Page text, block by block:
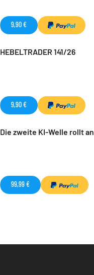
9,90 €
HEBELTRADER 141/26
9,90 €
Die zweite KI-Welle rollt an
99,99 €